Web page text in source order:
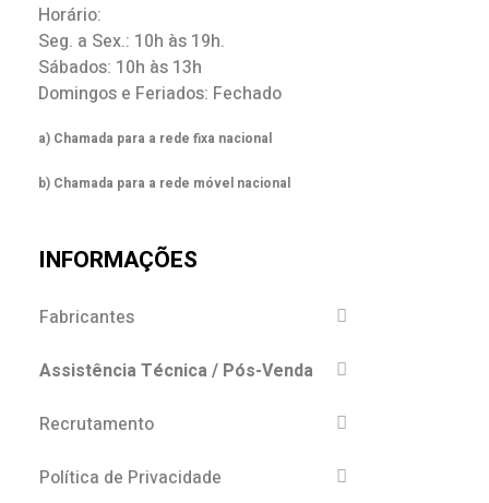
Horário:
Seg. a Sex.: 10h às 19h.
Sábados: 10h às 13h
Domingos e Feriados: Fechado
a) Chamada para a rede fixa nacional
b) Chamada para a rede móvel nacional
INFORMAÇÕES
Fabricantes
Assistência Técnica / Pós-Venda
Recrutamento
Política de Privacidade